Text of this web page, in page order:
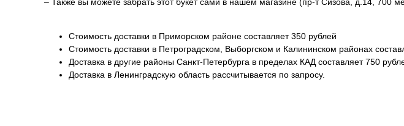
Стоимость доставки в Приморском районе составляет 350 рублей
Стоимость доставки в Петроградском, Выборгском и Калининском районах
Доставка в другие районы Санкт-Петербурга в пределах КАД составляет 750
Доставка в Ленинградскую область рассчитывается по запросу.